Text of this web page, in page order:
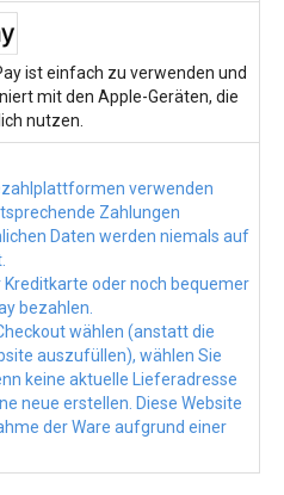
ist einfach zu verwenden und
mit den Apple-Geräten, die
nutzen.
verwenden
Zahlungen
Daten werden niemals auf
oder noch bequemer
bezahlen.
wählen (anstatt die
auszufüllen), wählen Sie
keine aktuelle Lieferadresse
neue erstellen. Diese Website
der Ware aufgrund einer